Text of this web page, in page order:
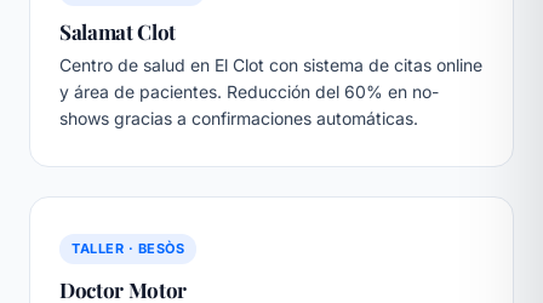
Salamat Clot
Centro de salud en El Clot con sistema de citas online
y área de pacientes. Reducción del 60% en no-
shows gracias a confirmaciones automáticas.
TALLER · BESÒS
Doctor Motor